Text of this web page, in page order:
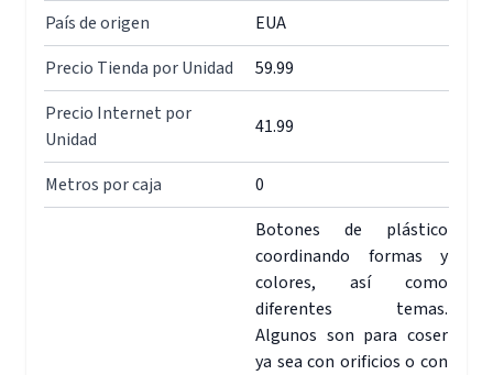
País de origen
EUA
Precio Tienda por Unidad
59.99
Precio Internet por
Unidad
41.99
Metros por caja 0
Botones de plástico
coordinando formas y
colores, así como
diferentes temas.
Algunos son para coser
ya sea con orificios o con